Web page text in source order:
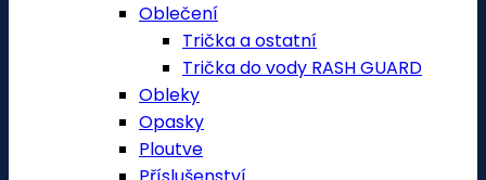
Oblečení
Trička a ostatní
Trička do vody RASH GUARD
Obleky
Opasky
Ploutve